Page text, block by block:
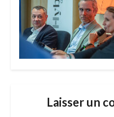
Laisser un